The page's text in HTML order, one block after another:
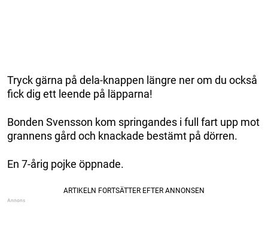
Tryck gärna på dela-knappen längre ner om du också
fick dig ett leende på läpparna!
Bonden Svensson kom springandes i full fart upp mot
grannens gård och knackade bestämt på dörren.
En 7-årig pojke öppnade.